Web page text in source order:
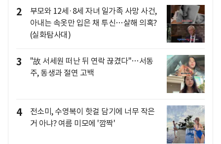
2
부모와 12세·8세 자녀 일가족 사망 사건,
아내는 속옷만 입은 채 투신…살해 의혹?
(실화탐사대)
3
"故 서세원 떠난 뒤 연락 끊겼다"…서동
주, 동생과 절연 고백
4
전소미, 수영복이 핫걸 담기에 너무 작은
거 아냐? 여름 미모에 '깜짝'